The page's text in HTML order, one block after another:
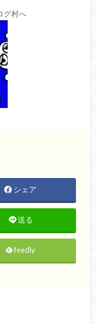
シェア
送る
feedly